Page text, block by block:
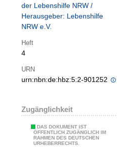
der Lebenshilfe NRW /
Herausgeber: Lebenshilfe
NRW e.V.
Heft
4
URN
urn:nbn:de:hbz:5:2-901252
Zugänglichkeit
DAS DOKUMENT IST
ÖFFENTLICH ZUGÄNGLICH IM
RAHMEN DES DEUTSCHEN
URHEBERRECHTS.